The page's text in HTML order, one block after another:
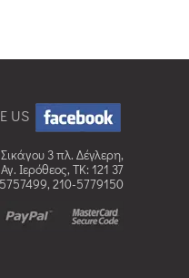
US
Σικάγου 3 πλ. Δέγλερη,
Ιερόθεος, TK: 121 37
210-5779150